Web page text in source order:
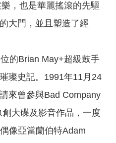
，也是華麗搖滾的先驅
大門，並且塑造了經
的Brian May+超級鼓手
璨史記。1991年11月24
來曾參與Bad Company
大碟及影音作品，一度
像亞當蘭伯特Adam